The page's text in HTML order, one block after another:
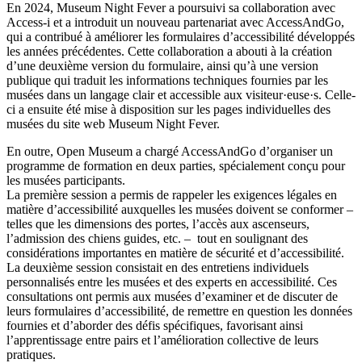
En 2024, Museum Night Fever a poursuivi sa collaboration avec
Access-i et a introduit un nouveau partenariat avec AccessAndGo,
qui a contribué à améliorer les formulaires d’accessibilité développés
les années précédentes. Cette collaboration a abouti à la création
d’une deuxième version du formulaire, ainsi qu’à une version
publique qui traduit les informations techniques fournies par les
musées dans un langage clair et accessible aux visiteur·euse·s. Celle-
ci a ensuite été mise à disposition sur les pages individuelles des
musées du site web Museum Night Fever.
En outre, Open Museum a chargé AccessAndGo d’organiser un
programme de formation en deux parties, spécialement conçu pour
les musées participants.
La première session a permis de rappeler les exigences légales en
matière d’accessibilité auxquelles les musées doivent se conformer –
telles que les dimensions des portes, l’accès aux ascenseurs,
l’admission des chiens guides, etc. – tout en soulignant des
considérations importantes en matière de sécurité et d’accessibilité.
La deuxième session consistait en des entretiens individuels
personnalisés entre les musées et des experts en accessibilité. Ces
consultations ont permis aux musées d’examiner et de discuter de
leurs formulaires d’accessibilité, de remettre en question les données
fournies et d’aborder des défis spécifiques, favorisant ainsi
l’apprentissage entre pairs et l’amélioration collective de leurs
pratiques.